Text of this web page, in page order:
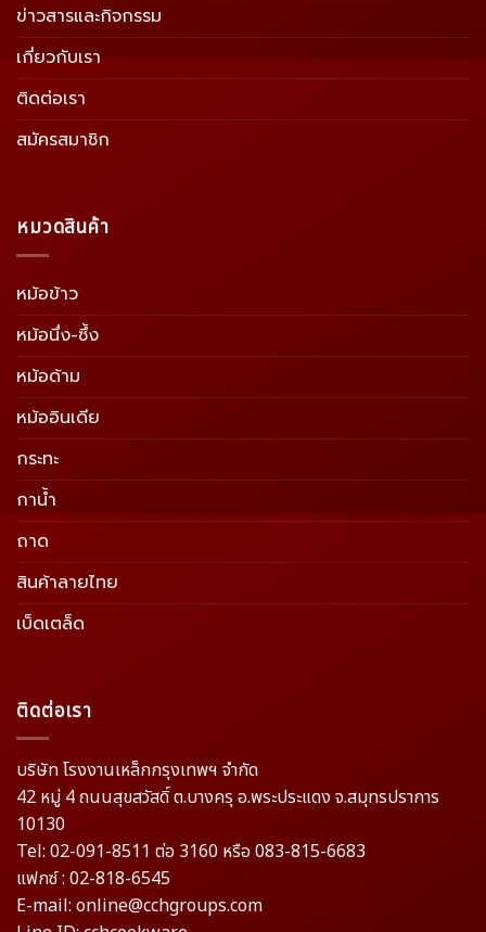
ข่าวสารและกิจกรรม
เกี่ยวกับเรา
ติดต่อเรา
สมัครสมาชิก
หมวดสินค้า
หม้อข้าว
หม้อนึ่ง-ซึ้ง
หม้อด้าม
หม้ออินเดีย
กระทะ
กาน้ำ
ถาด
สินค้าลายไทย
เบ็ดเตล็ด
ติดต่อเรา
บริษัท โรงงานเหล็กกรุงเทพฯ จำกัด
42 หมู่ 4 ถนนสุขสวัสดิ์ ต.บางครุ อ.พระประแดง จ.สมุทรปราการ
10130
Tel: 02-091-8511 ต่อ 3160 หรือ 083-815-6683
แฟกซ์ : 02-818-6545
E-mail: online@cchgroups.com